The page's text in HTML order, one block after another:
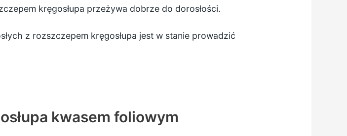
kręgosłupa przeżywa dobrze do dorosłości.
z rozszczepem kręgosłupa jest w stanie prowadzić
kwasem foliowym